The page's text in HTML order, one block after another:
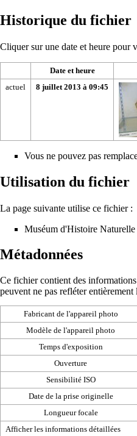
Historique du fichier
Cliquer sur une date et heure pour
Date et heure
actuel
8 juillet 2013 à 09:45
Vous ne pouvez pas
Utilisation du fichier
La page suivante utilise ce fichier :
Muséum d'Histoire
Métadonnées
Ce fichier contient des
peuvent ne pas refléter
Fabricant de l'appareil photo
Modèle de l'appareil photo
Temps d'exposition
Ouverture
Sensibilité ISO
Date de la prise originelle
Longueur focale
Afficher les informations détaillées